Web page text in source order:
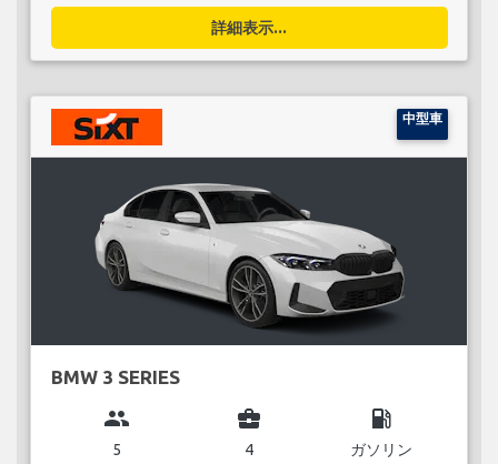
詳細表示...
中型車
BMW 3 SERIES
group
5
business_center
4
local_gas_station
ガソリン